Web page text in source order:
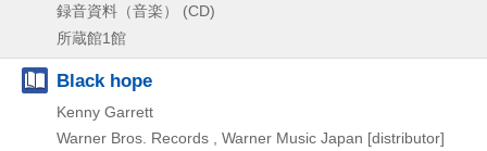
録音資料（音楽） (CD)
所蔵館1館
Black hope
Kenny Garrett
Warner Bros. Records , Warner Music Japan [distributor]